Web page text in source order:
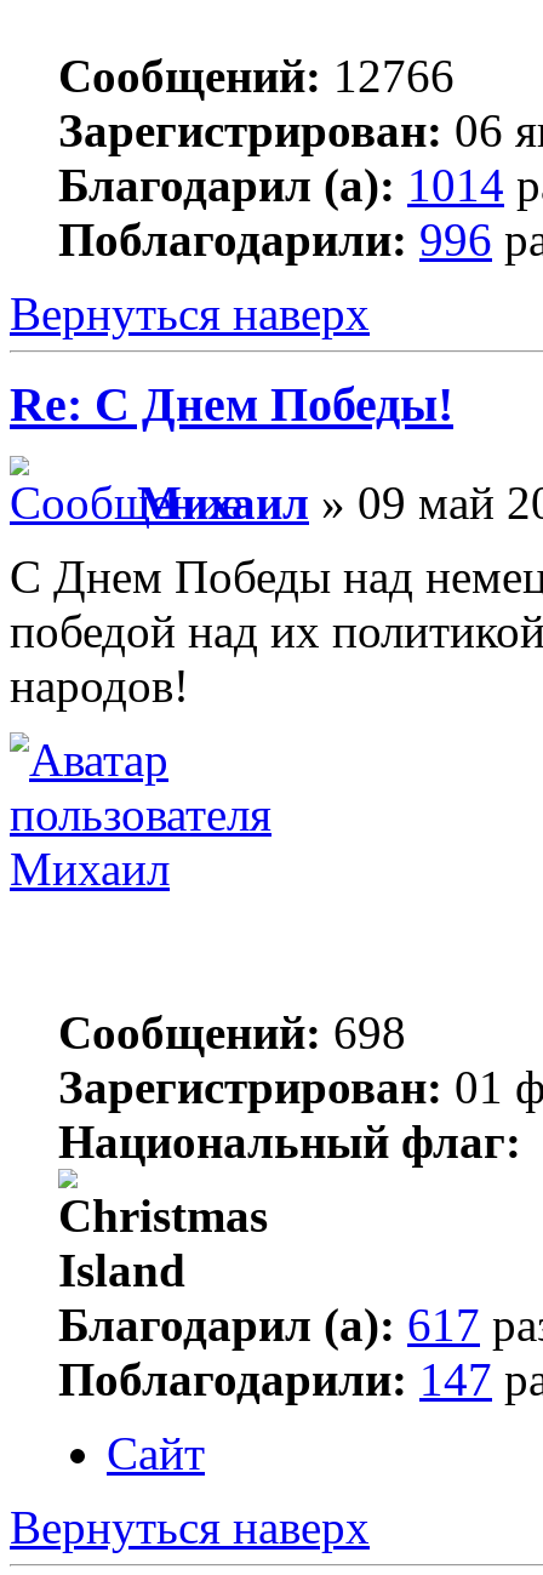
Сообщений: 12766
Зарегистрирован: 06
Благодарил (а): 1014
Поблагодарили: 996
Вернуться наверх
Re: С Днем Победы!
Михаил » 09 май
С Днем Победы над
победой над их
народов!
Михаил
Сообщений: 698
Зарегистрирован: 01
Национальный флаг:
Благодарил (а): 617
Поблагодарили: 147
Сайт
Вернуться наверх